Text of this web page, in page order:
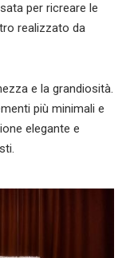
per ricreare le
realizzato da
e la grandiosità.
più minimali e
elegante e